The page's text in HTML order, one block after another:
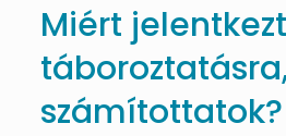
Miért
számítottatok?